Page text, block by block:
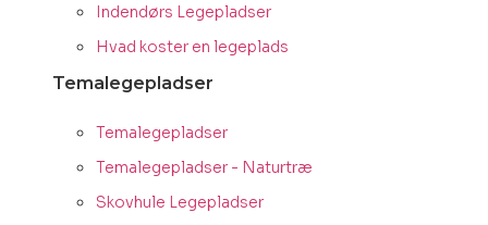
Indendørs Legepladser
Hvad koster en legeplads
Temalegepladser
Temalegepladser
Temalegepladser - Naturtræ
Skovhule Legepladser